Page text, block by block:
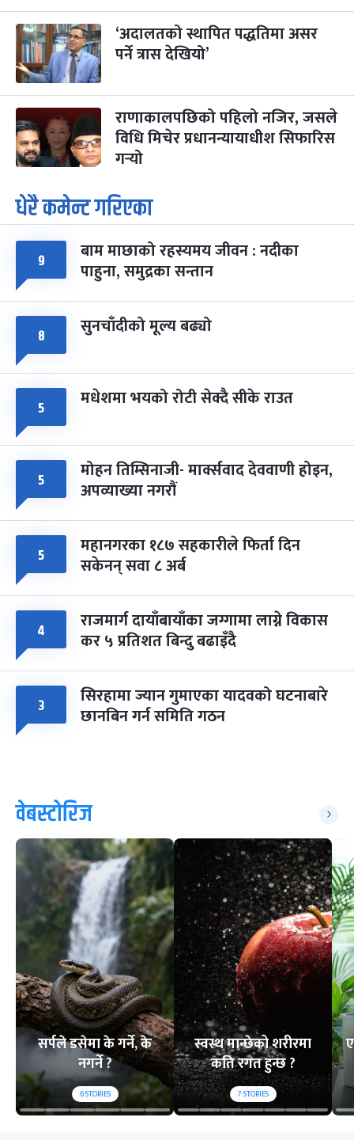
‘अदालतको स्थापित पद्धतिमा असर
पर्ने त्रास देखियो’
राणाकालपछिको पहिलो नजिर, जसले
विधि मिचेर प्रधानन्यायाधीश सिफारिस
गर्‍यो
धेरै कमेन्ट गरिएका
९ बाम माछाको रहस्यमय जीवन : नदीका
पाहुना, समुद्रका सन्तान
८ सुनचाँदीको मूल्य बढ्यो
५ मधेशमा भयको रोटी सेक्दै सीके राउत
५ मोहन तिम्सिनाजी- मार्क्सवाद देववाणी होइन,
अपव्याख्या नगरौं
५ महानगरका १८७ सहकारीले फिर्ता दिन
सकेनन् सवा ८ अर्ब
४ राजमार्ग दायाँबायाँका जग्गामा लाग्ने विकास
कर ५ प्रतिशत बिन्दु बढाइँदै
३ सिरहामा ज्यान गुमाएका यादवको घटनाबारे
छानबिन गर्न समिति गठन
वेबस्टोरिज
सर्पले डसेमा के गर्ने, के
नगर्ने ?
6STORIES
स्वस्थ मान्छेको शरीरमा
कति रगत हुन्छ ?
7STORIES